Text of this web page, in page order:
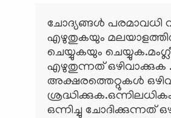
ചോദ്യങ്ങള്‍ പരമാവധി
എഴുതുകയും
ചെയ്യുകയും
എഴുതുന്നത് ഒഴിവാക്കുക .
അക്ഷരത്തെറ്റുകള്‍
ഒന്നിച്ചു ചോദിക്കുന്നത്